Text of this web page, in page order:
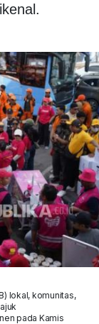
lokal, komunitas,
pada Kamis